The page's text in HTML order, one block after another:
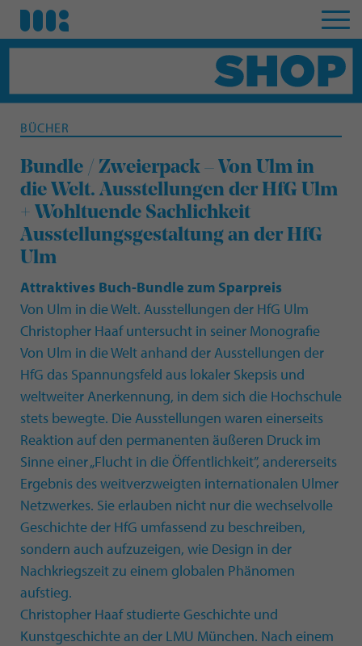
BÜCHER
Bundle / Zweierpack – Von Ulm in
die Welt. Ausstellungen der HfG Ulm
+ Wohltuende Sachlichkeit
Ausstellungsgestaltung an der HfG
Ulm
Attraktives Buch-Bundle zum Sparpreis
Von Ulm in die Welt. Ausstellungen der HfG Ulm
Christopher Haaf untersucht in seiner Monografie
Von Ulm in die Welt anhand der Ausstellungen der
HfG das Spannungsfeld aus lokaler Skepsis und
weltweiter Anerkennung, in dem sich die Hochschule
stets bewegte. Die Ausstellungen waren einerseits
Reaktion auf den permanenten äußeren Druck im
Sinne einer „Flucht in die Öffentlichkeit”, andererseits
Ergebnis des weitverzweigten internationalen Ulmer
Netzwerkes. Sie erlauben nicht nur die wechselvolle
Geschichte der HfG umfassend zu beschreiben,
sondern auch aufzuzeigen, wie Design in der
Nachkriegszeit zu einem globalen Phänomen
aufstieg.
Christopher Haaf studierte Geschichte und
Kunstgeschichte an der LMU München. Nach einem